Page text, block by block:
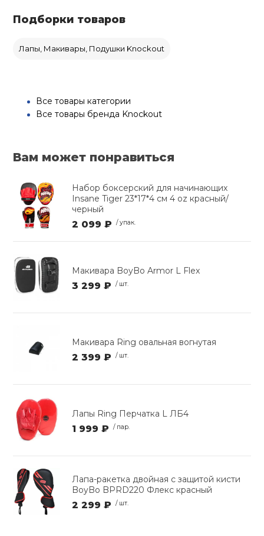
Подборки товаров
Лапы, Макивары, Подушки Knockout
Все товары категории
Все товары бренда Knockout
Вам может понравиться
Набор боксерский для начинающих
Insane Tiger 23*17*4 см 4 oz красный/
черный
2 099 ₽ / упак.
Макивара BoyBo Armor L Flex
3 299 ₽ / шт.
Макивара Ring овальная вогнутая
2 399 ₽ / шт.
Лапы Ring Перчатка L ЛБ4
1 999 ₽ / пар.
Лапа-ракетка двойная с защитой кисти
BoyBo BPRD220 Флекс красный
2 299 ₽ / шт.